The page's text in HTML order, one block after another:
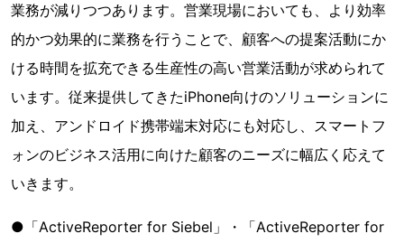
業務が減りつつあります。営業現場においても、より効率
的かつ効果的に業務を行うことで、顧客への提案活動にか
ける時間を拡充できる生産性の高い営業活動が求められて
います。従来提供してきたiPhone向けのソリューションに
加え、アンドロイド携帯端末対応にも対応し、スマートフ
ォンのビジネス活用に向けた顧客のニーズに幅広く応えて
いきます。
●「ActiveReporter for Siebel」・「ActiveReporter for